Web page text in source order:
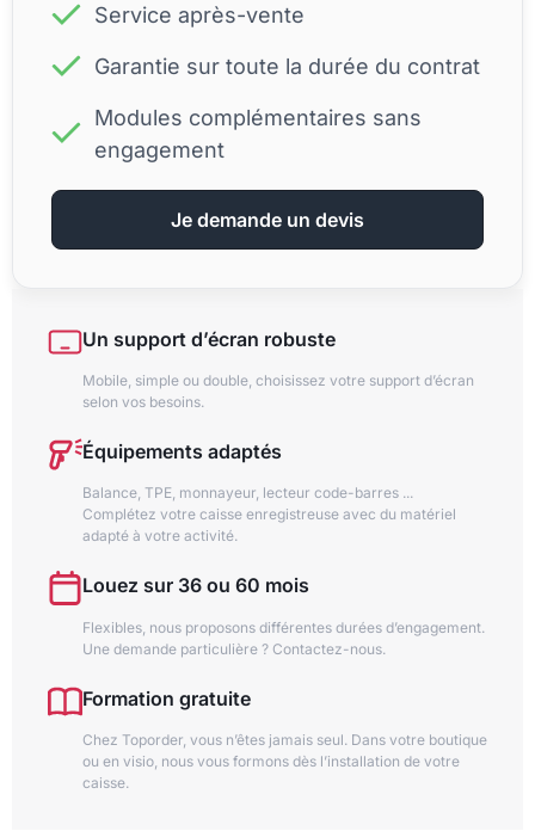
Service après-vente
Garantie sur toute la durée du contrat
Modules complémentaires sans
engagement
Je demande un devis
Un support d’écran robuste
Mobile, simple ou double, choisissez votre support d’écran
selon vos besoins.
Équipements adaptés
Balance, TPE, monnayeur, lecteur code-barres ...
Complétez votre caisse enregistreuse avec du matériel
adapté à votre activité.
Louez sur 36 ou 60 mois
Flexibles, nous proposons différentes durées d’engagement.
Une demande particulière ? Contactez-nous.
Formation gratuite
Chez Toporder, vous n’êtes jamais seul. Dans votre boutique
ou en visio, nous vous formons dès l’installation de votre
caisse.